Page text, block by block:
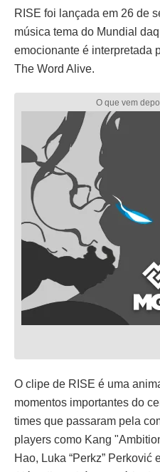
RISE foi lançada em 26 de
música tema do Mundial
emocionante é interpretada
The Word Alive.
O clipe de RISE é uma
momentos importantes do
times que passaram pela
players como Kang
Hao, Luka “Perkz” Perković